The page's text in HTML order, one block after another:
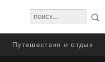
Путешествия и отдых